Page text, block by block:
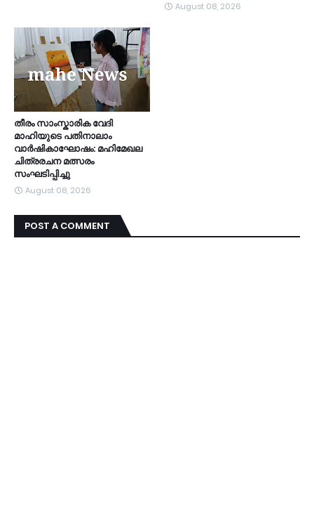
August 08, 2026
തീരം സാംസ്കാരിക വേദി
മാഹിയുടെ പതിനാലാം
വാർഷികാഘോഷം: മഹിമേഖല
ചിത്രരചന മത്സരം
സംഘടിപ്പിച്ചു
August 08, 2026
POST A COMMENT